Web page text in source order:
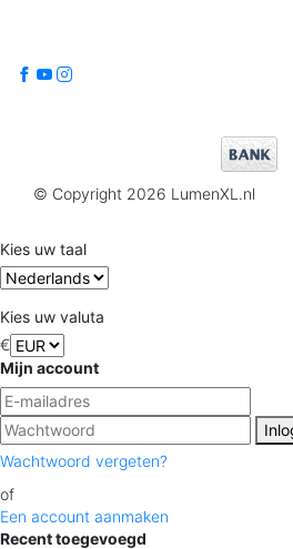
© Copyright 2026 LumenXL.nl
Kies uw taal
Kies uw valuta
€
Mijn account
Wachtwoord vergeten?
of
Een account aanmaken
Recent toegevoegd